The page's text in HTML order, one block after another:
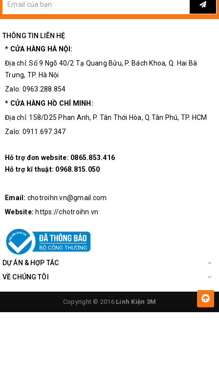
Sơ Đồ Kết Nối Module Cảm Biến Góc Nghiêng 2 Kênh
THÔNG TIN LIÊN HỆ
* CỬA HÀNG HÀ NỘI:
Địa chỉ: Số 9 Ngõ 40/2 Tạ Quang Bửu, P. Bách Khoa, Q. Hai Bà
Trưng, TP. Hà Nội
Zalo: 0963.288.854
* CỬA HÀNG HỒ CHÍ MINH:
Địa chỉ: 158/D25 Phan Anh, P. Tân Thới Hòa, Q.Tân Phú, TP. HCM
Zalo: 0911.697.347
Hỗ trợ đơn website: 0865.853.416
Hỗ trợ kĩ thuật: 0968.815.050
Email: chotroihn.vn@gmail.com
Website: https://chotroihn.vn
DỰ ÁN & HỢP TÁC
VỀ CHÚNG TÔI
Copyright © 2016 Linh Kiện 3M